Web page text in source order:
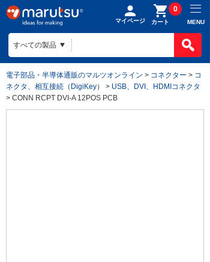
マイページ カート
0
MENU
電子部品・半導体通販のマルツオンライン > コネクター > コ
ネクタ、相互接続（DigiKey）
> USB、DVI、HDMIコネクタ
> CONN RCPT DVI-A 12POS PCB